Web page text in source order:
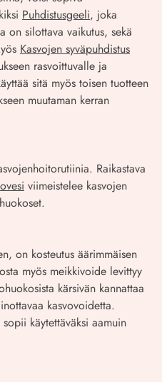
Puhdistusgeeli, joka
on silottava vaikutus, sekä
Kasvojen syväpuhdistus
rasvoittuvalle ja
sitä myös toisen tuotteen
muutaman kerran
Raikastava
viimeistelee kasvojen
on kosteutus äärimmäisen
myös meikkivoide levittyy
kärsivän kannattaa
kasvovoidetta.
sopii käytettäväksi aamuin